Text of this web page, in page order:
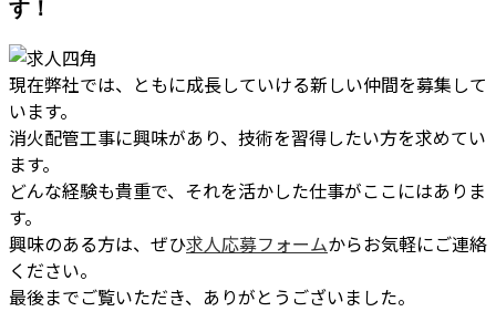
す！
現在弊社では、ともに成長していける新しい仲間を募集して
います。
消火配管工事に興味があり、技術を習得したい方を求めてい
ます。
どんな経験も貴重で、それを活かした仕事がここにはありま
す。
興味のある方は、ぜひ求人応募フォームからお気軽にご連絡
ください。
最後までご覧いただき、ありがとうございました。